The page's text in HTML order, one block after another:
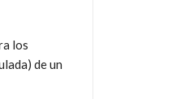
los
de un